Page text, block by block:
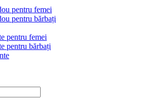
pentru femei
pentru bărbați
pentru femei
pentru bărbați